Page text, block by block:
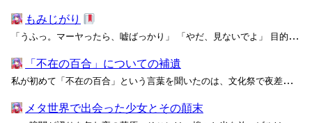
もみじがり
「うふっ。マーヤったら、嘘ばっかり」 「やだ、見ないでよ」 目的地の上中稲(かみなかい)駅まであと五分ほど。昼過ぎの到着予定を知らせるアナウンスを聞いてお手洗いに向かっていたアリスが、私のエアロ・スクリーンを覗き込んでから対面の席に戻った。どうやら共有設定を切るのを忘れていた...
「不在の百合」についての補遺
私が初めて「不在の百合」という言葉を聞いたのは、文化祭で夜差さんが私のクラス展示を見ていたときだった、と思う。 イベントに対するやる気も結束もない私たちのクラスが文化祭の展示として選んだのは、休憩所兼写真展という、いかにも準備や運営に手間がかからない省エネ企画だった。しかも選ん...
メタ世界で出会った少女とその顛末